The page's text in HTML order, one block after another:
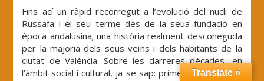
Fins ací un ràpid recorregut a l’evolució del nucli de
Russafa i el seu terme des de la seua fundació en
època andalusina; una història realment desconeguda
per la majoria dels seus veïns i dels habitants de la
ciutat de València. Sobre les darreres dècades, en
l’àmbit social i cultural, ja se sap: primer, des dels 80,
Translate »